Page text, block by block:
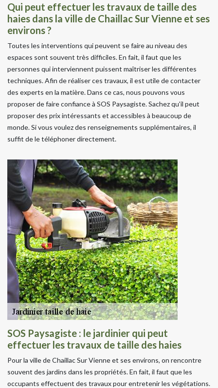
Qui peut effectuer les travaux de taille des
haies dans la ville de Chaillac Sur Vienne et ses
environs ?
Toutes les interventions qui peuvent se faire au niveau des
espaces sont souvent très difficiles. En fait, il faut que les
personnes qui interviennent puissent maîtriser les différentes
techniques. Afin de réaliser ces travaux, il est utile de contacter
des experts en la matière. Dans ce cas, nous pouvons vous
proposer de faire confiance à SOS Paysagiste. Sachez qu'il peut
proposer des prix intéressants et accessibles à beaucoup de
monde. Si vous voulez des renseignements supplémentaires, il
suffit de le téléphoner directement.
SOS Paysagiste : le jardinier qui peut
effectuer les travaux de taille des haies
Pour la ville de Chaillac Sur Vienne et ses environs, on rencontre
souvent des jardins dans les propriétés. En fait, il faut que les
occupants effectuent des travaux pour entretenir les végétations.